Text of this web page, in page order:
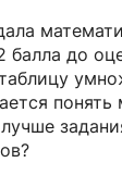
балла до
понять